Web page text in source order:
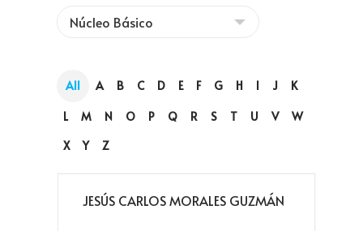
All A B C D E F G H I J
K
L
M N O P Q R S T U V
W
X
Y Z
JESÚS CARLOS MORALES GUZMÁN